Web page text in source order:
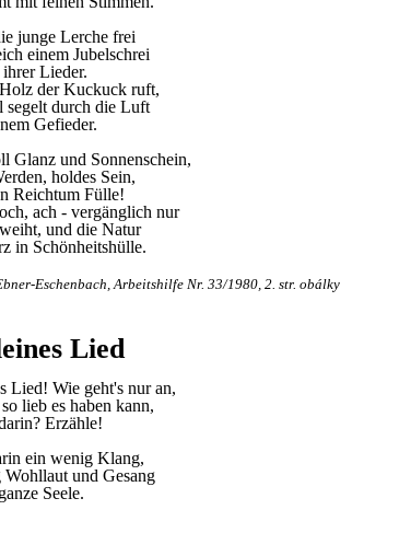
junge Lerche frei
einem Jubelschrei
Lieder.
der Kuckuck ruft,
segelt durch die Luft
Gefieder.
Glanz und Sonnenschein,
holdes Sein,
Reichtum Fülle!
ach - vergänglich nur
und die Natur
in Schönheitshülle.
Eschenbach, Arbeitshilfe Nr. 33/1980, 2. str. obálky
Lied
Lied! Wie geht's nur an,
lieb es haben kann,
Erzähle!
ein wenig Klang,
und Gesang
Seele.